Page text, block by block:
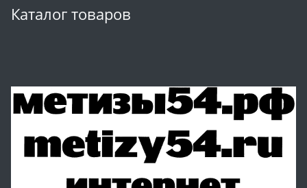
Каталог товаров